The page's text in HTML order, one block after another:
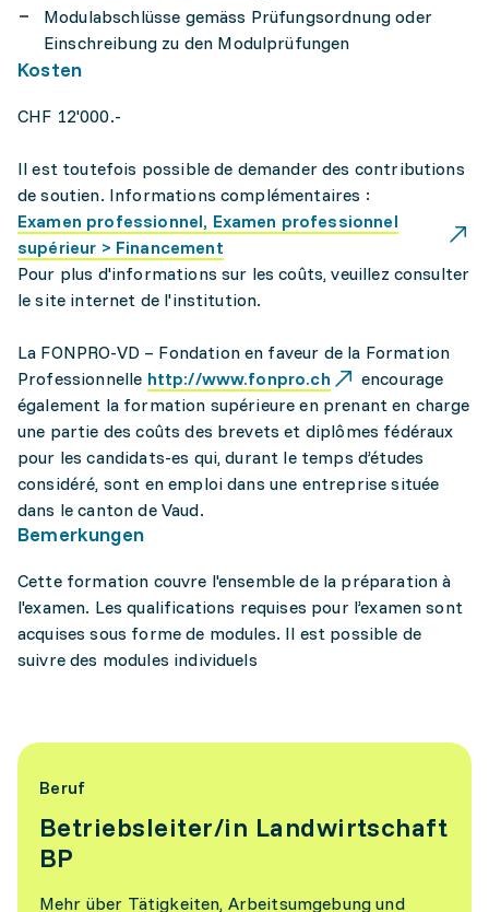
Modulabschlüsse gemäss Prüfungsordnung oder
Einschreibung zu den Modulprüfungen
Kosten
CHF 12'000.-
Il est toutefois possible de demander des contributions
de soutien. Informations complémentaires :
Examen professionnel, Examen professionnel
supérieur > Financement
Pour plus d'informations sur les coûts, veuillez consulter
le site internet de l'institution.
La FONPRO-VD – Fondation en faveur de la Formation
Professionnelle http://www.fonpro.ch
encourage
également la formation supérieure en prenant en charge
une partie des coûts des brevets et diplômes fédéraux
pour les candidats-es qui, durant le temps d’études
considéré, sont en emploi dans une entreprise située
dans le canton de Vaud.
Bemerkungen
Cette formation couvre l'ensemble de la préparation à
l'examen. Les qualifications requises pour l’examen sont
acquises sous forme de modules. Il est possible de
suivre des modules individuels
Beruf
Betriebsleiter/in Landwirtschaft
BP
Mehr über Tätigkeiten, Arbeitsumgebung und